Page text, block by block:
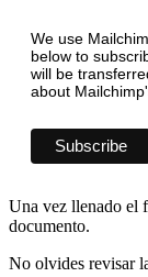
We use
below to
will be
about
Una vez llenado el
documento.
No olvides revisar